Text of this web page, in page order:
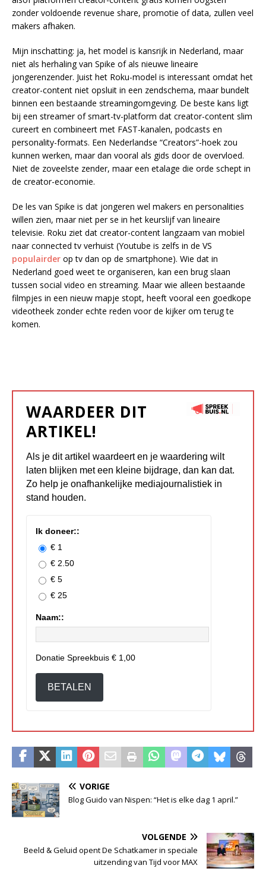
zonder voldoende revenue share, promotie of data, zullen veel
makers afhaken.
Mijn inschatting: ja, het model is kansrijk in Nederland, maar
niet als herhaling van Spike of als nieuwe lineaire
jongerenzender. Juist het Roku-model is interessant omdat het
creator-content niet opsluit in een zendschema, maar bundelt
binnen een bestaande streamingomgeving. De beste kans ligt
bij een streamer of smart-tv-platform dat creator-content slim
cureert en combineert met FAST-kanalen, podcasts en
personality-formats. Een Nederlandse “Creators”-hoek zou
kunnen werken, maar dan vooral als gids door de overvloed.
Niet de zoveelste zender, maar een etalage die orde schept in
de creator-economie.
De les van Spike is dat jongeren wel makers en personalities
willen zien, maar niet per se in het keurslijf van lineaire
televisie. Roku ziet dat creator-content langzaam van mobiel
naar connected tv verhuist (Youtube is zelfs in de VS
populairder op tv dan op de smartphone). Wie dat in
Nederland goed weet te organiseren, kan een brug slaan
tussen social video en streaming. Maar wie alleen bestaande
filmpjes in een nieuw mapje stopt, heeft vooral een goedkope
videotheek zonder echte reden voor de kijker om terug te
komen.
WAARDEER DIT
ARTIKEL!
Als je dit artikel waardeert en je waardering wilt
laten blijken met een kleine bijdrage, dan kan dat.
Zo help je onafhankelijke mediajournalistiek in
stand houden.
Ik doneer::
€ 1
€ 2.50
€ 5
€ 25
Naam::
Donatie Spreekbuis € 1,00
BETALEN
VORIGE
Blog Guido van Nispen: “Het is elke dag 1 april.”
VOLGENDE
Beeld & Geluid opent De Schatkamer in speciale
uitzending van Tijd voor MAX